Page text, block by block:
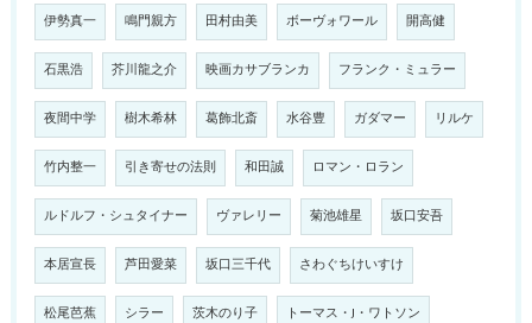
伊勢真一 鳴門親方 田村由美 ボーヴォワール 開高健
石黒浩 芥川龍之介 映画カサブランカ フランク・ミュラー
夜間中学 樹木希林 葛飾北斎 水谷豊 ガダマー リルケ
竹内整一 引き寄せの法則 和田誠 ロマン・ロラン
ルドルフ・シュタイナー ヴァレリー 菊池雄星 坂口安吾
本居宣長 芦田愛菜 坂口三千代 さわぐちけいすけ
松尾芭蕉 シラー 茨木のり子 トーマス・J・ワトソン